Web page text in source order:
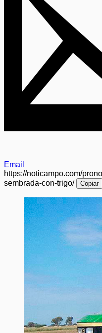
Email
https://noticampo.com/
sembrada-con-trigo/
Copiar